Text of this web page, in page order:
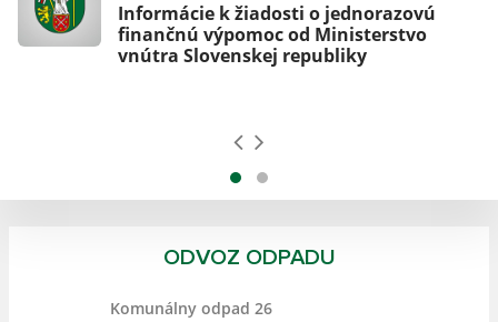
Informácie k žiadosti o jednorazovú
finančnú výpomoc od Ministerstvo
vnútra Slovenskej republiky
ODVOZ ODPADU
Komunálny odpad 26